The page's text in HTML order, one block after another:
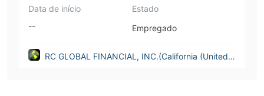
Data de início
--
Estado
Empregado
RC GLOBAL FINANCIAL, INC.(California (United S